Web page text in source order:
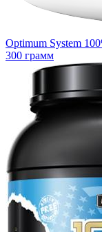
Optimum System
300 грамм